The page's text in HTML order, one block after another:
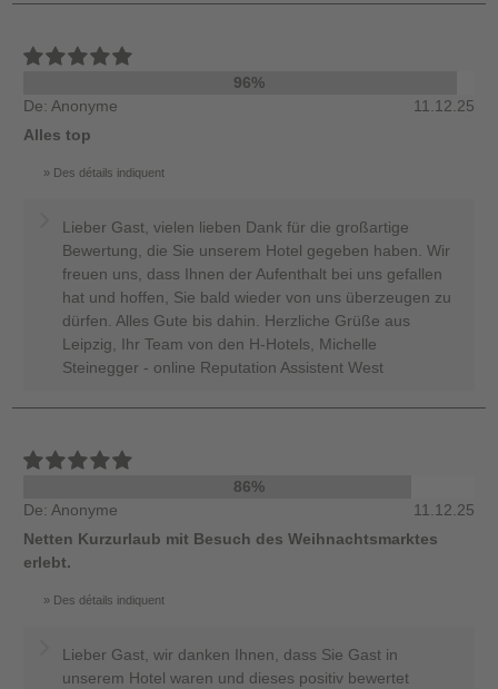
96%
De: Anonyme
11.12.25
Alles top
Des détails indiquent
Lieber Gast, vielen lieben Dank für die großartige
Bewertung, die Sie unserem Hotel gegeben haben. Wir
freuen uns, dass Ihnen der Aufenthalt bei uns gefallen
hat und hoffen, Sie bald wieder von uns überzeugen zu
dürfen. Alles Gute bis dahin. Herzliche Grüße aus
Leipzig, Ihr Team von den H-Hotels, Michelle
Steinegger - online Reputation Assistent West
86%
De: Anonyme
11.12.25
Netten Kurzurlaub mit Besuch des Weihnachtsmarktes
erlebt.
Des détails indiquent
Lieber Gast, wir danken Ihnen, dass Sie Gast in
unserem Hotel waren und dieses positiv bewertet